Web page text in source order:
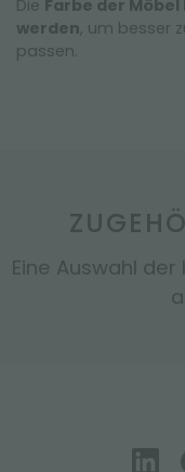
Die Farbe der
werden, um besser
passen.
Eine Auswahl